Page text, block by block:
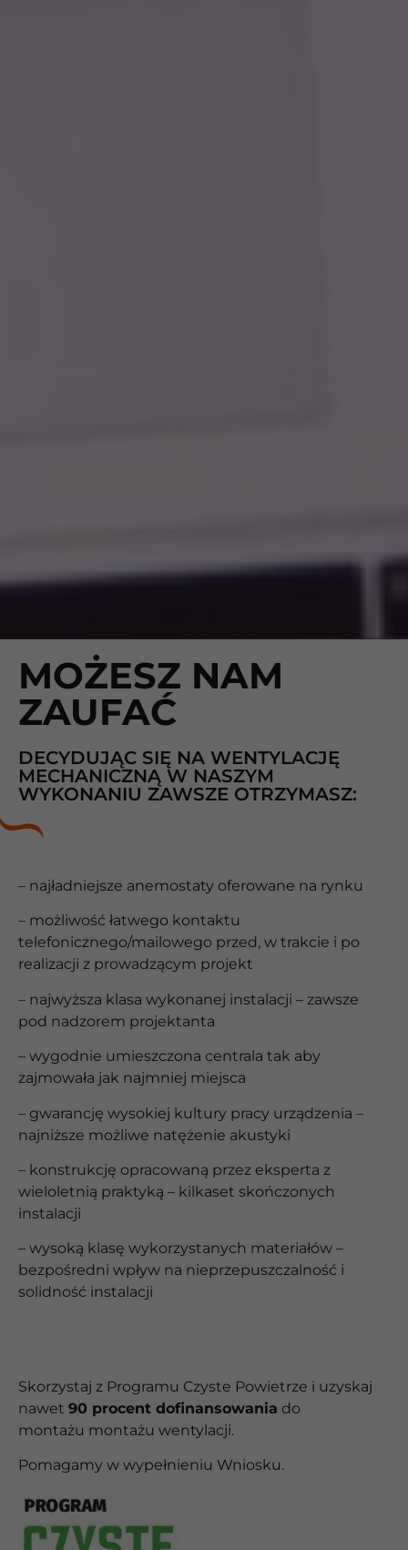
MOŻESZ NAM
ZAUFAĆ
DECYDUJĄC SIĘ NA WENTYLACJĘ
MECHANICZNĄ W NASZYM
WYKONANIU ZAWSZE OTRZYMASZ:
– najładniejsze anemostaty oferowane na rynku
– możliwość łatwego kontaktu
telefonicznego/mailowego przed, w trakcie i po
realizacji z prowadzącym projekt
– najwyższa klasa wykonanej instalacji – zawsze
pod nadzorem projektanta
– wygodnie umieszczona centrala tak aby
zajmowała jak najmniej miejsca
– gwarancję wysokiej kultury pracy urządzenia –
najniższe możliwe natężenie akustyki
– konstrukcję opracowaną przez eksperta z
wieloletnią praktyką – kilkaset skończonych
instalacji
– wysoką klasę wykorzystanych materiałów –
bezpośredni wpływ na nieprzepuszczalność i
solidność instalacji
Skorzystaj z Programu Czyste Powietrze i uzyskaj
nawet 90 procent dofinansowania do
montażu montażu wentylacji.
Pomagamy w wypełnieniu Wniosku.